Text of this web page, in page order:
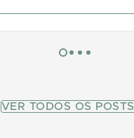
VER TODOS OS POSTS